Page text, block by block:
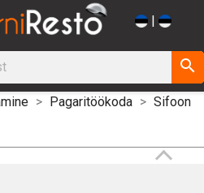
|
search
Pagaritöökoda Sifoon